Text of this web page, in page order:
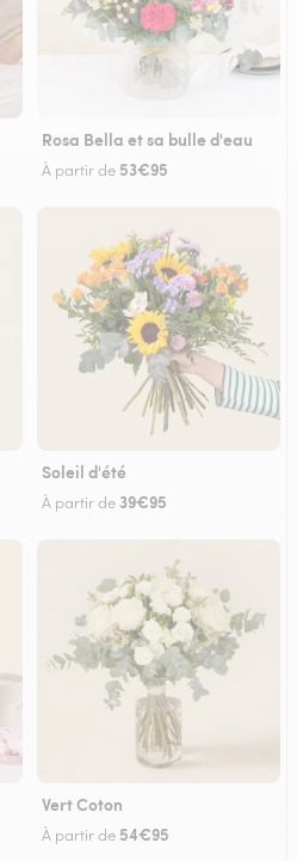
Rosa Bella et sa bulle d'eau
À partir de 53€95
Soleil d'été
À partir de 39€95
Vert Coton
À partir de 54€95